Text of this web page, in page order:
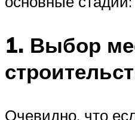
1. Выбор
Очевидно, что